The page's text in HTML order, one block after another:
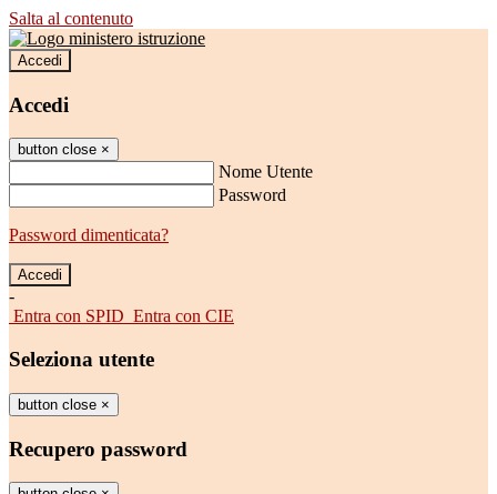
Salta al contenuto
Accedi
Accedi
button close ×
Nome Utente
Password
Password dimenticata?
-
Entra con SPID Entra con CIE
Seleziona utente
button close ×
Recupero password